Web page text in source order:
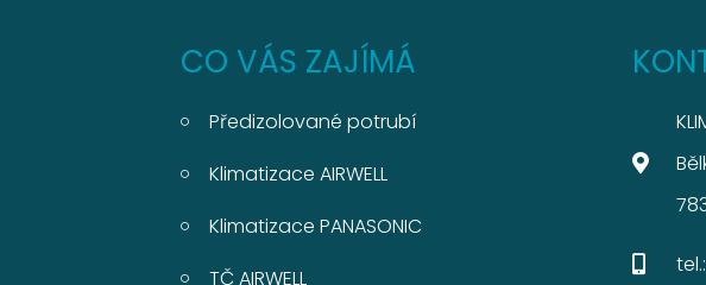
CO VÁS ZAJÍMÁ
Předizolované potrubí
Klimatizace AIRWELL
Klimatizace PANASONIC
TČ AIRWELL